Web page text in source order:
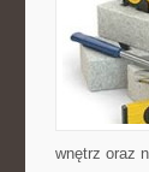
wnętrz oraz